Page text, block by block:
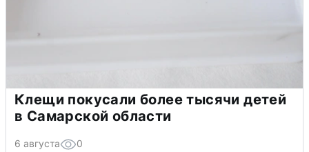
Клещи покусали более тысячи детей
в Самарской области
6 августа 0